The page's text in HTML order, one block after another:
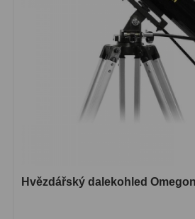
Hvězdářský dalekohled